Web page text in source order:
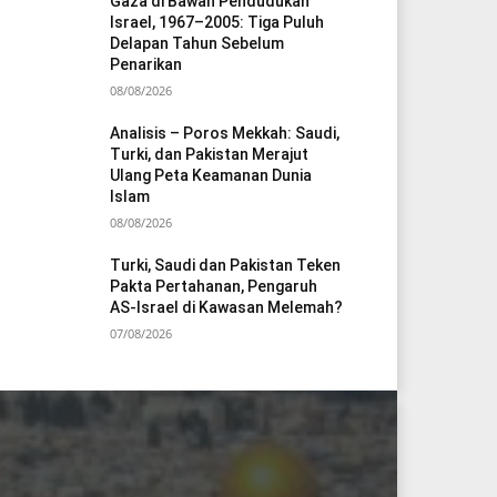
Israel, 1967–2005: Tiga Puluh
Delapan Tahun Sebelum
Penarikan
08/08/2026
Analisis – Poros Mekkah: Saudi,
Turki, dan Pakistan Merajut
Ulang Peta Keamanan Dunia
Islam
08/08/2026
Turki, Saudi dan Pakistan Teken
Pakta Pertahanan, Pengaruh
AS-Israel di Kawasan Melemah?
07/08/2026